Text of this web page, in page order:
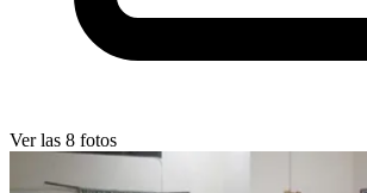
Ver las 8 fotos